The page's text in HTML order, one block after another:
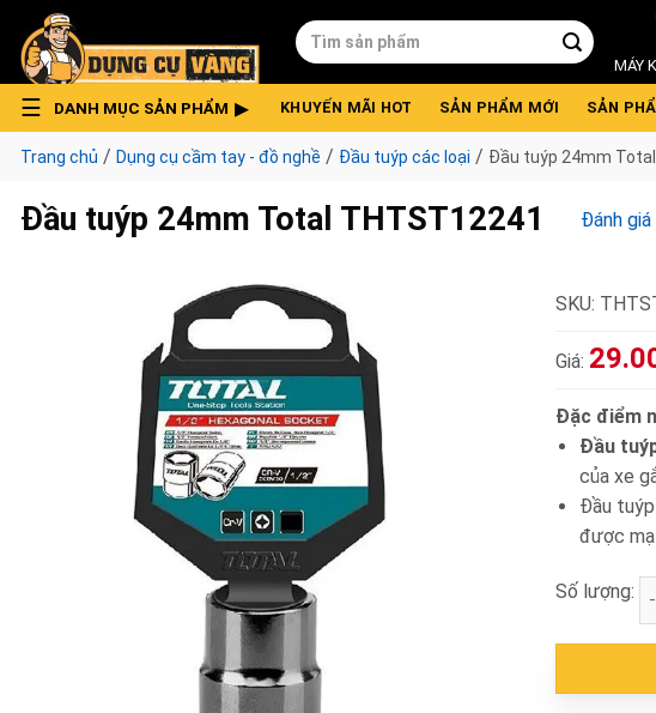
content
Tìm
kiếm:
MÁY
DANH MỤC SẢN PHẨM KHUYẾN MÃI HOT SẢN PHẨM MỚI SẢN
Trang chủ / Dụng cụ cầm tay - đồ nghề / Đầu tuýp các loại / Đầu tuýp 24mm
Đầu tuýp 24mm Total THTST12241 Đánh giá
SKU:
Giá:
Đặc điểm
Đầu
của xe
Đầu
được
Số lượng: